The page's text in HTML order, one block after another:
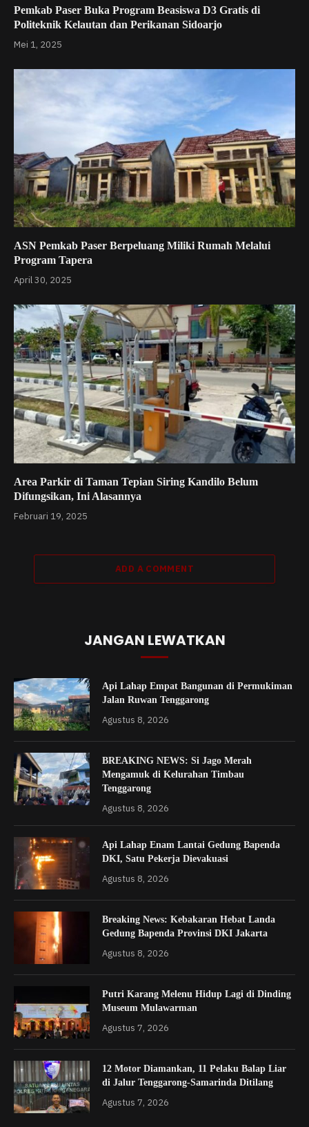
Pemkab Paser Buka Program Beasiswa D3 Gratis di
Politeknik Kelautan dan Perikanan Sidoarjo
Mei 1, 2025
ASN Pemkab Paser Berpeluang Miliki Rumah Melalui
Program Tapera
April 30, 2025
Area Parkir di Taman Tepian Siring Kandilo Belum
Difungsikan, Ini Alasannya
Februari 19, 2025
ADD A COMMENT
JANGAN LEWATKAN
Api Lahap Empat Bangunan di Permukiman
Jalan Ruwan Tenggarong
Agustus 8, 2026
BREAKING NEWS: Si Jago Merah
Mengamuk di Kelurahan Timbau
Tenggarong
Agustus 8, 2026
Api Lahap Enam Lantai Gedung Bapenda
DKI, Satu Pekerja Dievakuasi
Agustus 8, 2026
Breaking News: Kebakaran Hebat Landa
Gedung Bapenda Provinsi DKI Jakarta
Agustus 8, 2026
Putri Karang Melenu Hidup Lagi di Dinding
Museum Mulawarman
Agustus 7, 2026
12 Motor Diamankan, 11 Pelaku Balap Liar
di Jalur Tenggarong-Samarinda Ditilang
Agustus 7, 2026